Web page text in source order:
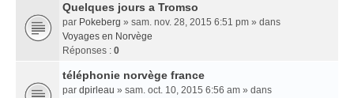
Quelques jours a Tromso
par Pokeberg » sam. nov. 28, 2015 6:51 pm » dans
Voyages en Norvège
Réponses : 0
téléphonie norvège france
par dpirleau » sam. oct. 10, 2015 6:56 am » dans